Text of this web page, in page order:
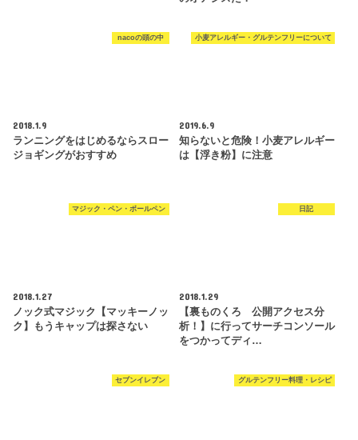
nacoの頭の中
2018.1.9
ランニングをはじめるならスロー
ジョギングがおすすめ
小麦アレルギー・グルテンフリーについて
2019.6.9
知らないと危険！小麦アレルギー
は【浮き粉】に注意
マジック・ペン・ボールペン
2018.1.27
ノック式マジック【マッキーノッ
ク】もうキャップは探さない
日記
2018.1.29
【裏ものくろ 公開アクセス分
析！】に行ってサーチコンソール
をつかってディ…
セブンイレブン グルテンフリー料理・レシピ